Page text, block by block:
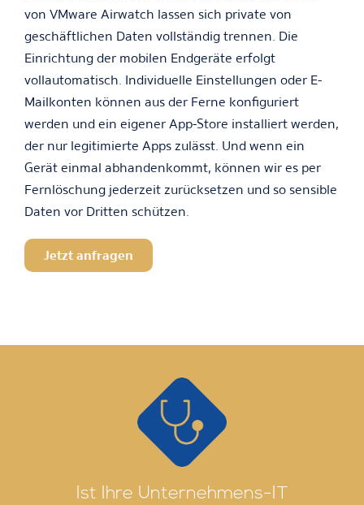
von VMware Airwatch lassen sich private von
geschäftlichen Daten vollständig trennen. Die
Einrichtung der mobilen Endgeräte erfolgt
vollautomatisch. Individuelle Einstellungen oder E-
Mailkonten können aus der Ferne konfiguriert
werden und ein eigener App-Store installiert werden,
der nur legitimierte Apps zulässt. Und wenn ein
Gerät einmal abhandenkommt, können wir es per
Fernlöschung jederzeit zurücksetzen und so sensible
Daten vor Dritten schützen.
Jetzt anfragen
Ist Ihre Unternehmens-IT